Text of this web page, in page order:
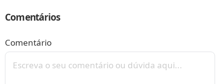
Comentários
Comentário